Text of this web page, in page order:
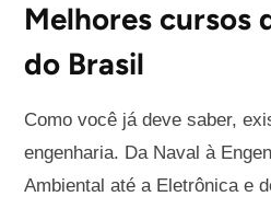
Melhores cursos
do Brasil
Como você já deve saber,
engenharia. Da Naval à
Ambiental até a Eletrônica e